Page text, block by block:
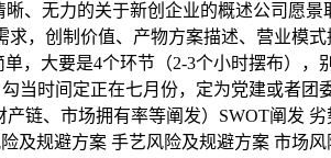
、无力的关于新创企业的概述公司愿
，创制价值、产物方案描述、营业模
，大要是4个环节（2-3个小时摆布），
当时间定正在七月份，定为党建或者团
链、市场拥有率等阐发）SWOT阐发 劣
及规避方案 手艺风险及规避方案 市场